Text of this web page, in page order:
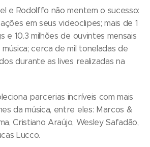
e Rodolffo não mentem o sucesso:
em seus videoclipes; mais de 1
e 10.3 milhões de ouvintes mensais
cerca de mil toneladas de
durante as lives realizadas na
parcerias incríveis com mais
da música, entre eles: Marcos &
Cristiano Araújo, Wesley Safadão,
Lucco.